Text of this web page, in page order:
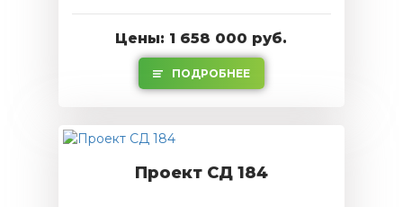
Цены: 1 658 000 руб.
ПОДРОБНЕЕ
Проект СД 184